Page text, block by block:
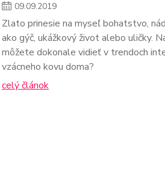
09.09.2019
Zlato prinesie na myseľ bohatstvo,
ako gýč, ukážkový život alebo uličky.
môžete dokonale vidieť v trendoch
vzácneho kovu doma?
celý článok